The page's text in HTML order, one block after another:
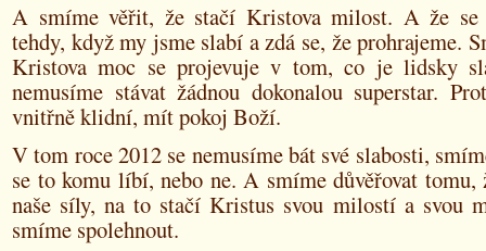
A smíme věřit, že stačí Kristova milost. A že se
tehdy, když my jsme slabí a zdá se, že prohrajeme.
Kristova moc se projevuje v tom, co je lidsky
nemusíme stávat žádnou dokonalou superstar.
vnitřně klidní, mít pokoj Boží.
V tom roce 2012 se nemusíme bát své slabosti,
se to komu líbí, nebo ne. A smíme důvěřovat tomu,
naše síly, na to stačí Kristus svou milostí a svou
smíme spolehnout.